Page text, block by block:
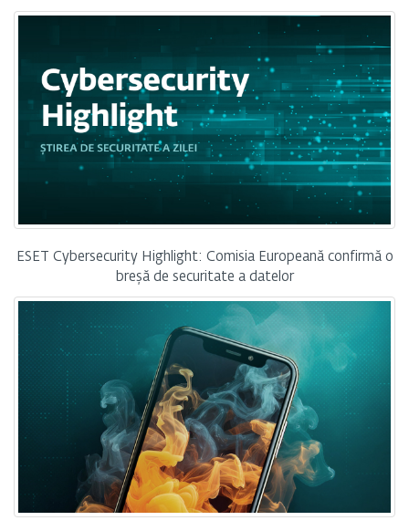
ESET Cybersecurity Highlight: Comisia Europeană confirmă o
breșă de securitate a datelor